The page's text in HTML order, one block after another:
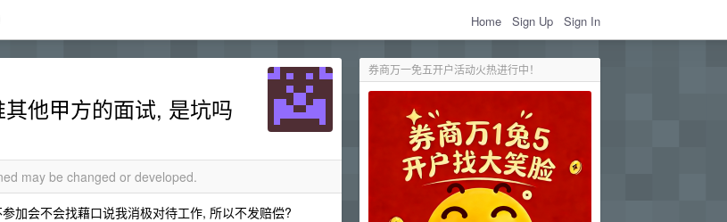
Home Sign Up Sign In
券商万一免五开户活动火热进行中！
他甲方的面试, 是坑吗
may be changed or developed.
加会不会找藉口说我消极对待工作, 所以不发赔偿?